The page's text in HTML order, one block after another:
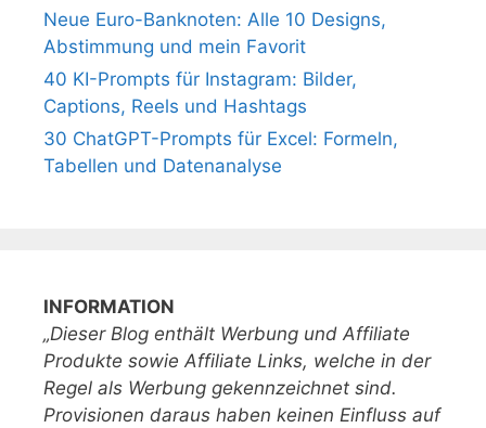
Neue Euro-Banknoten: Alle 10 Designs,
Abstimmung und mein Favorit
40 KI-Prompts für Instagram: Bilder,
Captions, Reels und Hashtags
30 ChatGPT-Prompts für Excel: Formeln,
Tabellen und Datenanalyse
INFORMATION
„Dieser Blog enthält Werbung und Affiliate
Produkte sowie Affiliate Links, welche in der
Regel als Werbung gekennzeichnet sind.
Provisionen daraus haben keinen Einfluss auf